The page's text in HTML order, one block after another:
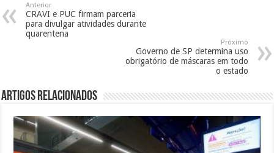
Anterior
CRAVI e PUC firmam parceria
para divulgar atividades durante
quarentena
Próximo
Governo de SP determina uso
obrigatório de máscaras em todo
o estado
Artigos Relacionados